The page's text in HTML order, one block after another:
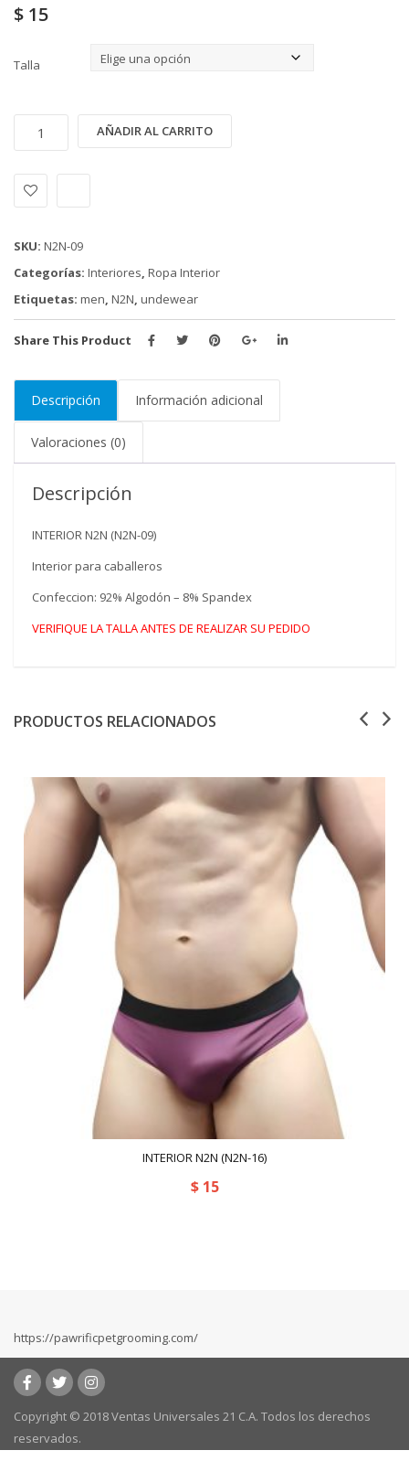
$ 15
Talla
N2N
09)
cantidad
AÑADIR AL CARRITO
SKU: N2N-09
Categorías: Interiores, Ropa Interior
Etiquetas: men, N2N, undewear
Share This Product
Descripción Información adicional
Valoraciones (0)
Descripción
INTERIOR N2N (N2N-09)
Interior para caballeros
Confeccion: 92% Algodón – 8% Spandex
VERIFIQUE LA TALLA ANTES DE REALIZAR SU PEDIDO
PRODUCTOS RELACIONADOS
INTERIOR N2N (N2N-16)
$15
https://pawrificpetgrooming.com/
Copyright © 2018 Ventas Universales 21 C.A. Todos los derechos
reservados.